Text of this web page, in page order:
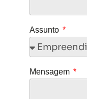
Assunto
Mensagem